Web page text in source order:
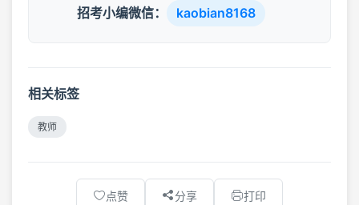
招考小编微信： kaobian8168
相关标签
教师
点赞 分享 打印